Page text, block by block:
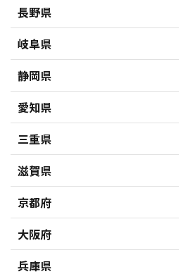
長野県
岐阜県
静岡県
愛知県
三重県
滋賀県
京都府
大阪府
兵庫県